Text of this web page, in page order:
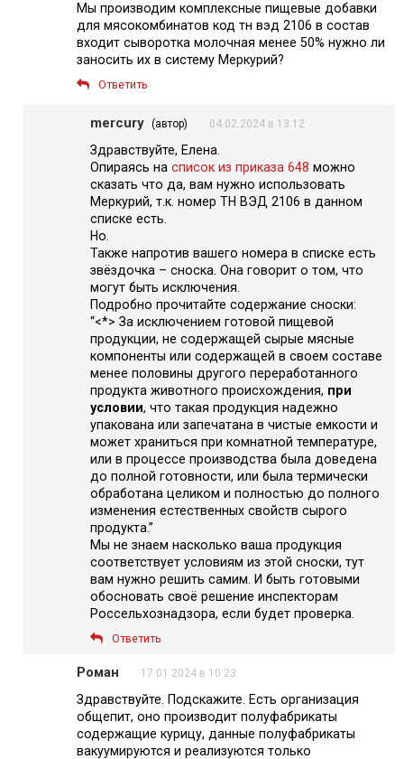
Мы производим комплексные пищевые добавки
для мясокомбинатов код тн вэд 2106 в состав
входит сыворотка молочная менее 50% нужно ли
заносить их в систему Меркурий?
Ответить
mercury (автор) 04.02.2024 в 13:12
Здравствуйте, Елена.
Опираясь на список из приказа 648 можно
сказать что да, вам нужно использовать
Меркурий, т.к. номер ТН ВЭД 2106 в данном
списке есть.
Но.
Также напротив вашего номера в списке есть
звёздочка – сноска. Она говорит о том, что
могут быть исключения.
Подробно прочитайте содержание сноски:
“<*> За исключением готовой пищевой
продукции, не содержащей сырые мясные
компоненты или содержащей в своем составе
менее половины другого переработанного
продукта животного происхождения, при
условии, что такая продукция надежно
упакована или запечатана в чистые емкости и
может храниться при комнатной температуре,
или в процессе производства была доведена
до полной готовности, или была термически
обработана целиком и полностью до полного
изменения естественных свойств сырого
продукта.”
Мы не знаем насколько ваша продукция
соответствует условиям из этой сноски, тут
вам нужно решить самим. И быть готовыми
обосновать своё решение инспекторам
Россельхознадзора, если будет проверка.
Ответить
Роман 17.01.2024 в 10:23
Здравствуйте. Подскажите. Есть организация
общепит, оно производит полуфабрикаты
содержащие курицу, данные полуфабрикаты
вакуумируются и реализуются только